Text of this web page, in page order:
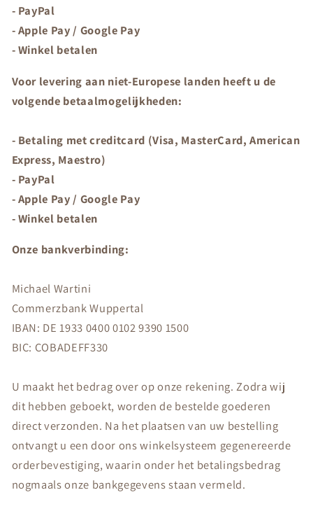
- PayPal
- Apple Pay / Google Pay
- Winkel betalen
Voor levering aan niet-Europese landen heeft u de
volgende betaalmogelijkheden:
- Betaling met creditcard (Visa, MasterCard, American
Express, Maestro)
- PayPal
- Apple Pay / Google Pay
- Winkel betalen
Onze bankverbinding:
Michael Wartini
Commerzbank Wuppertal
IBAN: DE 1933 0400 0102 9390 1500
BIC: COBADEFF330
U maakt het bedrag over op onze rekening. Zodra wij
dit hebben geboekt, worden de bestelde goederen
direct verzonden. Na het plaatsen van uw bestelling
ontvangt u een door ons winkelsysteem gegenereerde
orderbevestiging, waarin onder het betalingsbedrag
nogmaals onze bankgegevens staan vermeld.